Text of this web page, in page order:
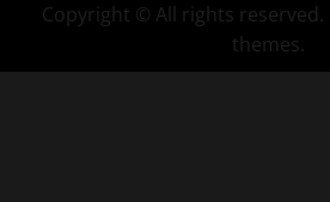
Copyright © All rights reserved.
themes.